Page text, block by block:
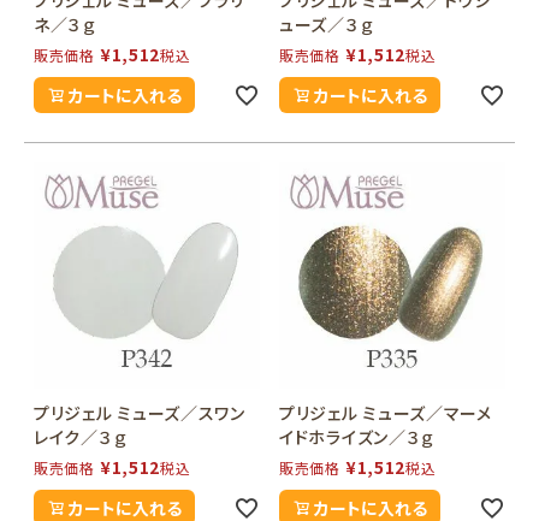
ネ／３ｇ
販売価格 ¥1,512税込
カートに入れる
ューズ／３ｇ
販売価格 ¥1,512税込
カートに入れる
プリジェル ミューズ／スワン
レイク／３ｇ
販売価格 ¥1,512税込
カートに入れる
プリジェル ミューズ／マーメ
イドホライズン／３ｇ
販売価格 ¥1,512税込
カートに入れる